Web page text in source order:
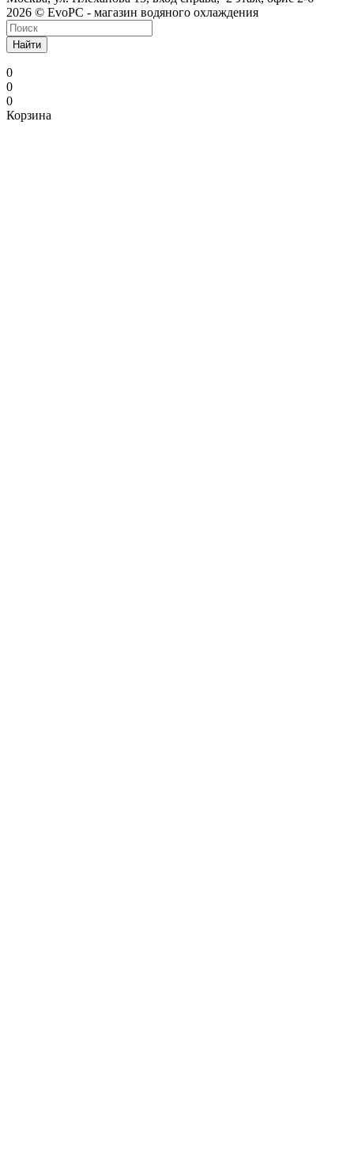
2026 © EvoPC - магазин водяного охлаждения
Найти
0
0
0
Корзина